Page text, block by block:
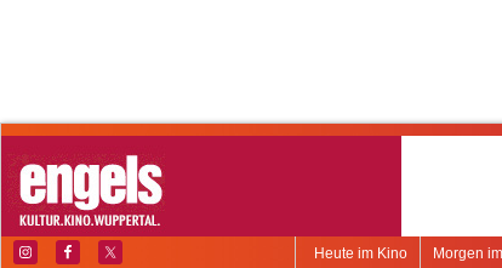
Morgen
Heute im Kino